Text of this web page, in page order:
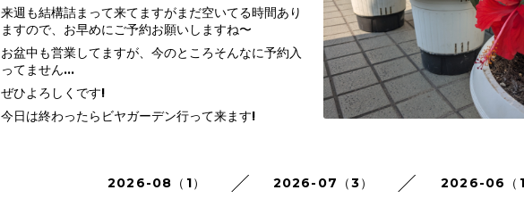
来週も結構詰まって来てますがまだ空いてる時間あり
ますので、お早めにご予約お願いしますね〜
お盆中も営業してますが、今のところそんなに予約入
ってません…
ぜひよろしくです!
今日は終わったらビヤガーデン行って来ます!
2026-08（1） 2026-07（3） 2026-06（